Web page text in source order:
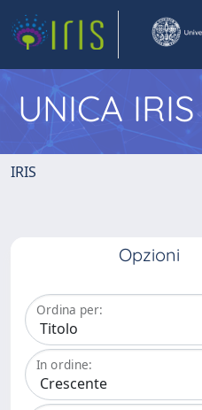
UNICA IRIS
IRIS
Opzioni
Ordina per:
In ordine: